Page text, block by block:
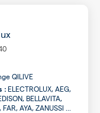
QILIVE
: ELECTROLUX, AEG,
BELLAVITA,
AYA, ZANUSSI ...